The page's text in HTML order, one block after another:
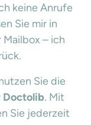
keine Anrufe
Sie mir in
– ich
Doctolib. Mit
Sie jederzeit